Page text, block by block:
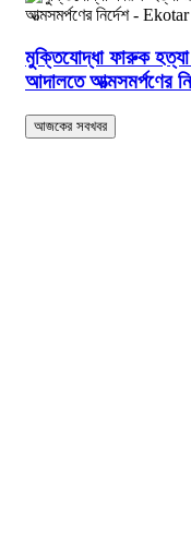
মুক্তিযোদ্ধা ফারুক
আদালতে আত্মসমর্পণের